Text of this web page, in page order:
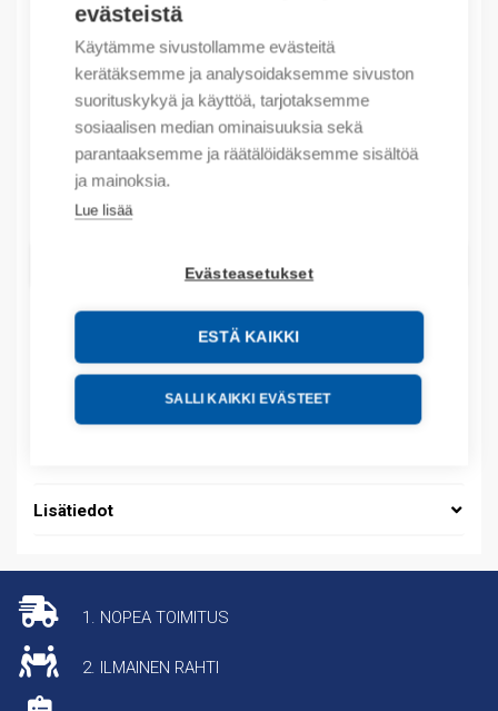
evästeistä
Käytämme sivustollamme evästeitä
kerätäksemme ja analysoidaksemme sivuston
suorituskykyä ja käyttöä, tarjotaksemme
sosiaalisen median ominaisuuksia sekä
parantaaksemme ja räätälöidäksemme sisältöä
ja mainoksia.
Lue lisää
Evästeasetukset
ESTÄ KAIKKI
SALLI KAIKKI EVÄSTEET
(X) NEDBOX FLUSH DIST.BOX 36+6 MOD
57,34€/ myyntierä
Myyntierä sis. 1 kpl
Määrä
Määrä
LISÄÄ OSTOSKORIIN
Tuotekoodit
Tilauskoodi: 001413
Lisätiedot
1. NOPEA TOIMITUS
2. ILMAINEN RAHTI